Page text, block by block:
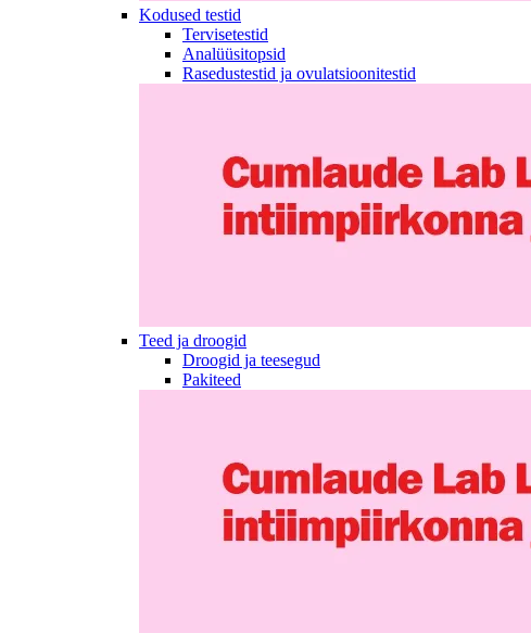
Kodused testid
Tervisetestid
Analüüsitopsid
Rasedustestid ja ovulatsioonitestid
Teed ja droogid
Droogid ja teesegud
Pakiteed